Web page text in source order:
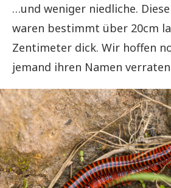
…und weniger niedliche.
waren bestimmt über 20cm
Zentimeter dick. Wir hoffen
jemand ihren Namen